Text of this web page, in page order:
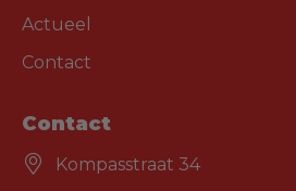
Actueel
Contact
Contact
Kompasstraat 34